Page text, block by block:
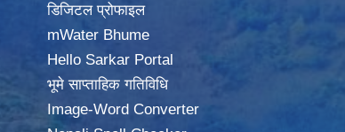
डिजिटल प्रोफाइल
mWater Bhume
Hello Sarkar Portal
भूमे साप्ताहिक गतिविधि
Image-Word Converter